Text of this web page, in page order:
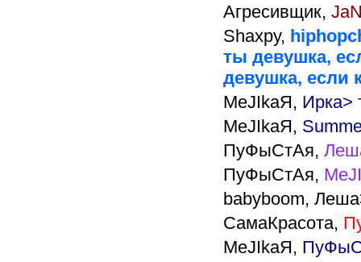
Агресивщик,
Shaxpy,
ты девушка,
девушка, если
MeJIkaЯ, Ирка>
MeJIkaЯ,
ПуФыСтАя,
ПуФыСтАя,
babyboom,
СамаКрасота,
MeJIkaЯ,